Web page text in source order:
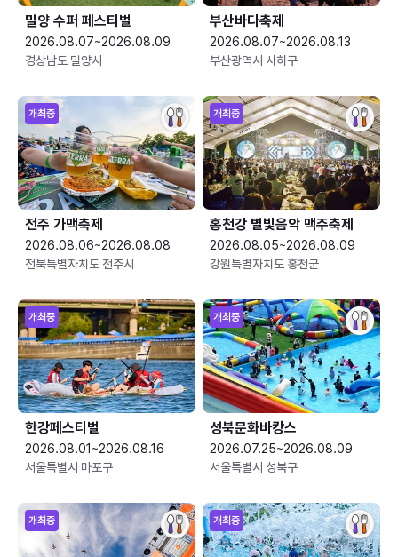
밀양 수퍼 페스티벌
2026.08.07~2026.08.09
경상남도 밀양시
부산바다축제
2026.08.07~2026.08.13
부산광역시 사하구
개최중
전주 가맥축제
2026.08.06~2026.08.08
전북특별자치도 전주시
개최중
홍천강 별빛음악 맥주축제
2026.08.05~2026.08.09
강원특별자치도 홍천군
개최중
한강페스티벌
2026.08.01~2026.08.16
서울특별시 마포구
개최중
성북문화바캉스
2026.07.25~2026.08.09
서울특별시 성북구
개최중 개최중